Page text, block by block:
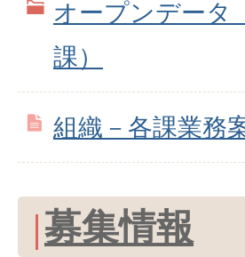
オープンデータ
課）
組織－各課業務
募集情報